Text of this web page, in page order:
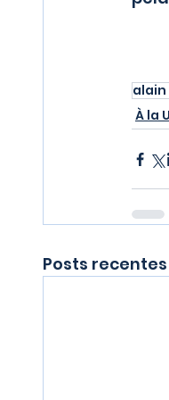
À la
Posts recentes